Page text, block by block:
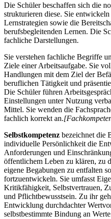
Die Schüler beschaffen sich die
strukturieren diese. Sie
Lernstrategien sowie die
berufsbegleitenden Lernen. Die
fachliche Darstellungen.
Sie verstehen fachliche Begriffe
Ziele einer Arbeitsaufgabe. Sie
Handlungen mit dem Ziel der
beruflichen Tätigkeit und
Die Schüler führen
Einstellungen unter Nutzung
Mittel. Sie wenden die
fachlich korrekt an.
Selbstkompetenz bezeichnet die
individuelle Persönlichkeit die
Anforderungen und
öffentlichem Leben zu klären, zu
eigene Begabungen zu entfalten
fortzuentwickeln. Sie umfasst
Kritikfähigkeit, Selbstvertrauen,
und Pflichtbewusstsein. Zu ihr
Entwicklung durchdachter
selbstbestimmte Bindung an